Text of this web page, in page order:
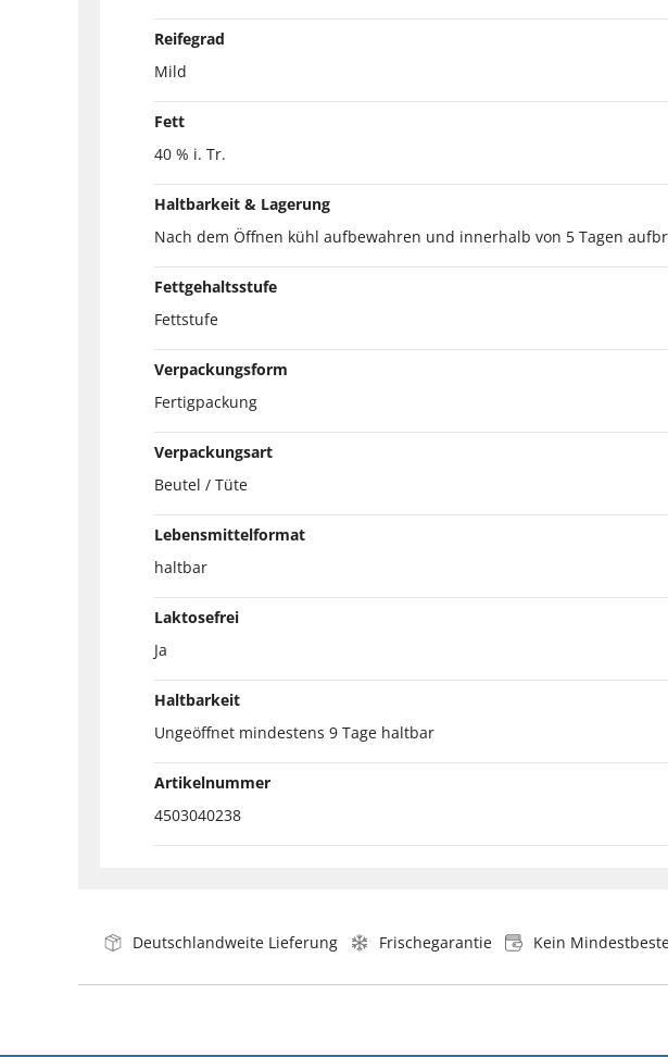
Reifegrad
Mild
Fett
40 % i. Tr.
Haltbarkeit & Lagerung
Nach dem Öffnen kühl aufbewahren und innerhalb von 5 Tagen
Fettgehaltsstufe
Fettstufe
Verpackungsform
Fertigpackung
Verpackungsart
Beutel / Tüte
Lebensmittelformat
haltbar
Laktosefrei
Ja
Haltbarkeit
Ungeöffnet mindestens 9 Tage haltbar
Artikelnummer
4503040238
Deutschlandweite Lieferung Frischegarantie Kein